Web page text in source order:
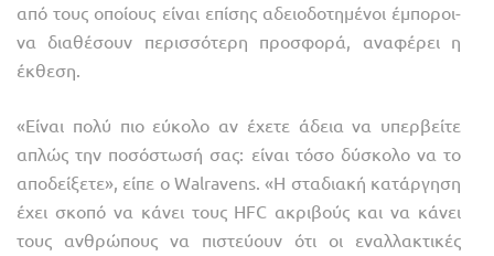
από τους οποίους είναι επίσης αδειοδοτημένοι έμποροι-
να διαθέσουν περισσότερη προσφορά, αναφέρει η
έκθεση.
«Είναι πολύ πιο εύκολο αν έχετε άδεια να υπερβείτε
απλώς την ποσόστωσή σας: είναι τόσο δύσκολο να το
αποδείξετε», είπε ο Walravens. «Η σταδιακή κατάργηση
έχει σκοπό να κάνει τους HFC ακριβούς και να κάνει
τους ανθρώπους να πιστεύουν ότι οι εναλλακτικές